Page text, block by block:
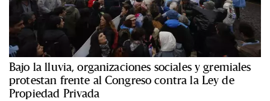
Bajo la lluvia, organizaciones sociales y gremiales
protestan frente al Congreso contra la Ley de
Propiedad Privada